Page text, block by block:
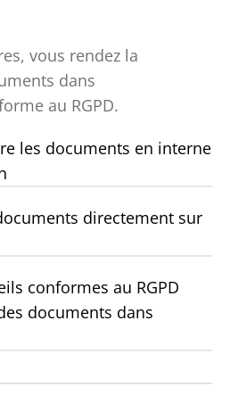
vous rendez la
dans
au RGPD.
les documents en interne
directement sur
conformes au RGPD
documents dans